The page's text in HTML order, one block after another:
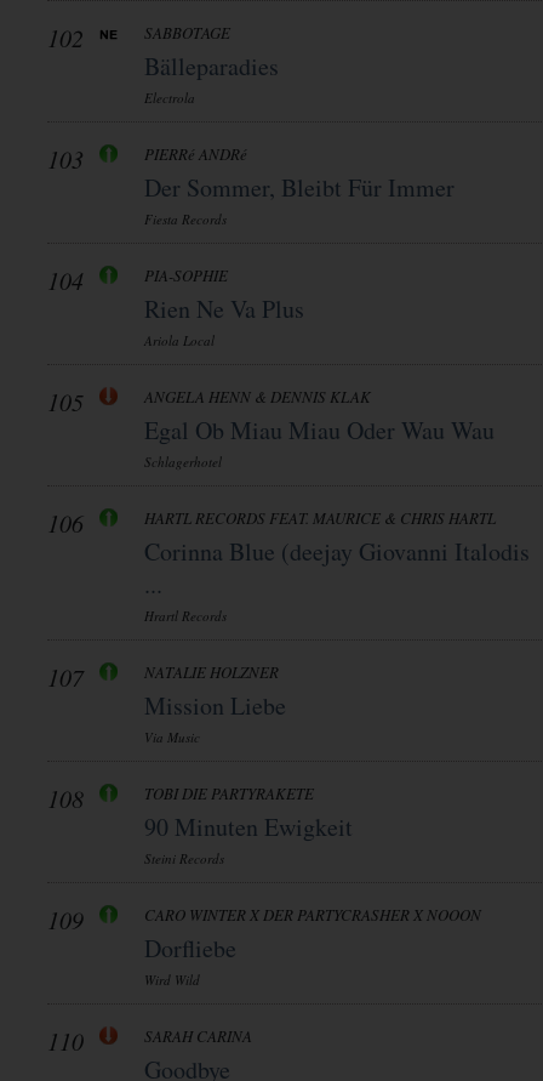
102 SABBOTAGE
Bälleparadies
Electrola
103 PIERRé ANDRé
Der Sommer, Bleibt Für Immer
Fiesta Records
104 PIA-SOPHIE
Rien Ne Va Plus
Ariola Local
105 ANGELA HENN & DENNIS KLAK
Egal Ob Miau Miau Oder Wau Wau
Schlagerhotel
106 HARTL RECORDS FEAT. MAURICE & CHRIS HARTL
Corinna Blue (deejay Giovanni Italodis
...
Hrartl Records
107 NATALIE HOLZNER
Mission Liebe
Via Music
108 TOBI DIE PARTYRAKETE
90 Minuten Ewigkeit
Steini Records
109 CARO WINTER X DER PARTYCRASHER X NOOON
Dorfliebe
Wird Wild
110 SARAH CARINA
Goodbye